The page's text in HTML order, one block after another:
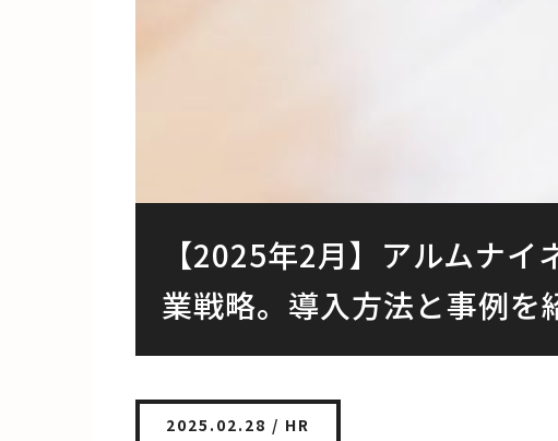
【2025年2月】アルムナ
業戦略。導入方法と事例を
2025.02.28 / HR